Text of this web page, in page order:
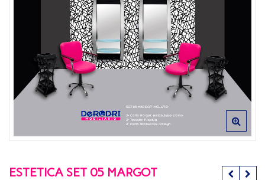
ESTETICA SET 05 MARGOT